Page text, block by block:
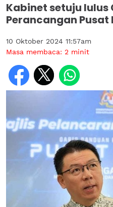
Kabinet setuju lulus
Perancangan Pusat
10 Oktober 2024 11:57am
Masa membaca: 2 minit